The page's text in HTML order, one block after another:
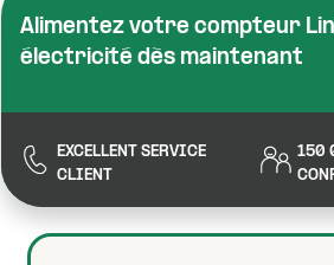
Alimentez votre compteur
électricité dès maintenant
EXCELLENT SERVICE
CLIENT
150